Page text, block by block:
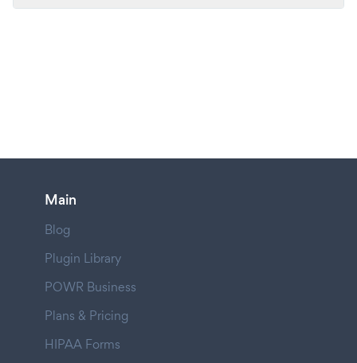
Main
Blog
Plugin Library
POWR Business
Plans & Pricing
HIPAA Forms